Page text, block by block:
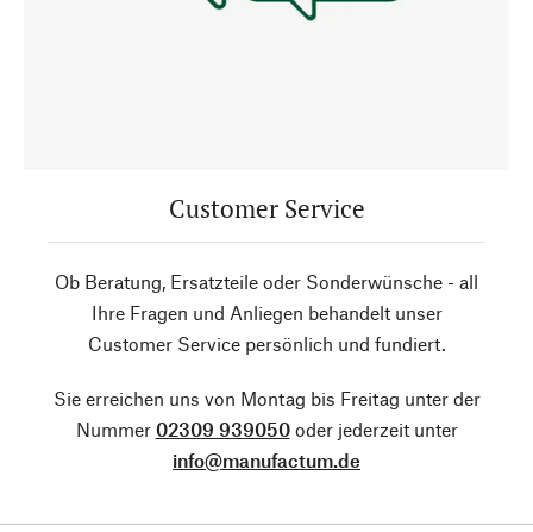
Customer Service
Ob Beratung, Ersatzteile oder Sonderwünsche - all
Ihre Fragen und Anliegen behandelt unser
Customer Service persönlich und fundiert.
Sie erreichen uns von Montag bis Freitag unter der
Nummer 02309 939050oder jederzeit unter
info@manufactum.de